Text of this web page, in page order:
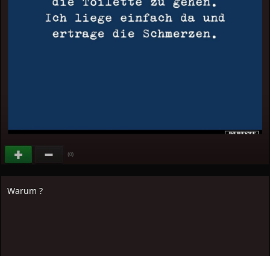
(0)
Warum ?